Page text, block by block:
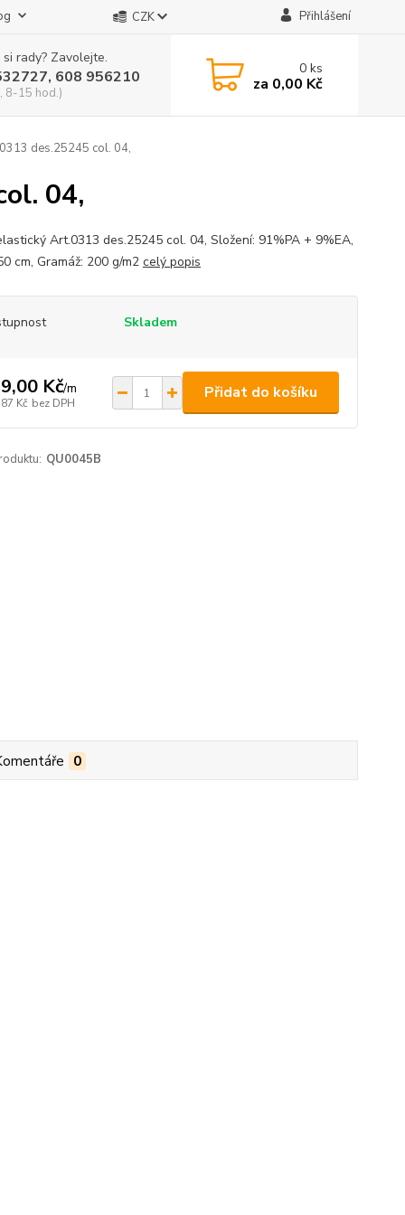
CZK Přihlášení
rady? Zavolejte.
608 956210
8-15 hod.)
0ks
za 0,00 Kč
des.25245 col. 04,
04,
Art.0313 des.25245 col. 04, Složení: 91%PA + 9%EA,
cm, Gramáž: 200 g/m2 celý popis
Skladem
Kč/m
Kč bez DPH
Přidat do košíku
QU0045B
0